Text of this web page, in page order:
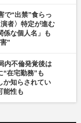
で“出禁”食らっ
者〉特定が進む
係な個人名」も
”
内不倫発覚後は
“在宅勤務”も
か知らされてい
能性も